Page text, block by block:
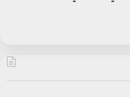
الاقتصادات
تأهيل الكفاءات